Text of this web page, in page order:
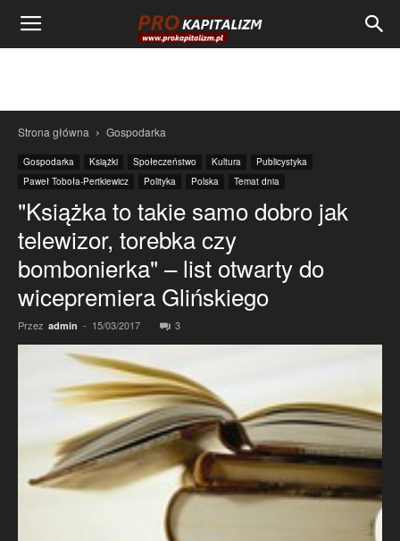
Strona główna Gospodarka
Gospodarka Książki Społeczeństwo Kultura
Publicystyka
Paweł Toboła-Pertkiewicz
Polityka Polska Temat dnia
"Książka to takie samo dobro jak
telewizor, torebka czy
bombonierka" – list otwarty do
wicepremiera Glińskiego
Przez admin - 15/03/2017 3